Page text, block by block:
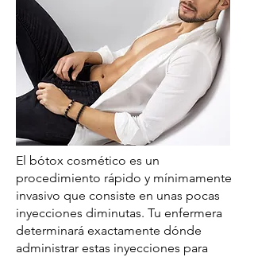
El bótox cosmético es un
procedimiento rápido y mínimamente
invasivo que consiste en unas pocas
inyecciones diminutas. Tu enfermera
determinará exactamente dónde
administrar estas inyecciones para